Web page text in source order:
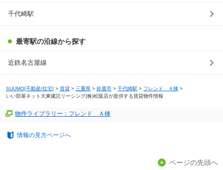
千代崎駅
最寄駅の沿線から探す
近鉄名古屋線
SUUMO[不動産/住宅] > 賃貸 > 三重県 > 鈴鹿市 > 千代崎駅 > フレンド Ａ棟 >
いい部屋ネット大東建託リーシング(株)松阪店が提供する賃貸物件情報
物件ライブラリー：フレンド Ａ棟
情報の見方ページへ
ページの先頭へ